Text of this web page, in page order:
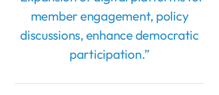
member engagement, policy
discussions, enhance democratic
participation.”